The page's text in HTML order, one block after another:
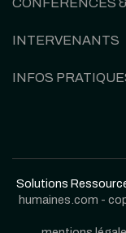
CONFÉRENCES
INTERVENANTS
INFOS
Solutions
humaines.com -